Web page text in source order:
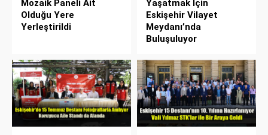
Mozaik Paneli Ait
Olduğu Yere
Yerleştirildi
Yaşatmak İçin
Eskişehir Vilayet
Meydanı’nda
Buluşuluyor